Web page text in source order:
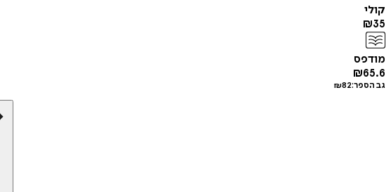
קולי
₪35
מודפס
₪65.6
גב הספר: ₪82